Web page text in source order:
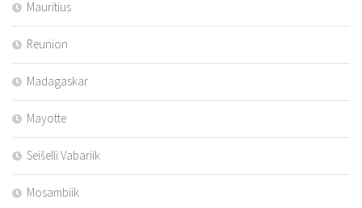
Mauritius
Reunion
Madagaskar
Mayotte
Seišelli Vabariik
Mosambiik